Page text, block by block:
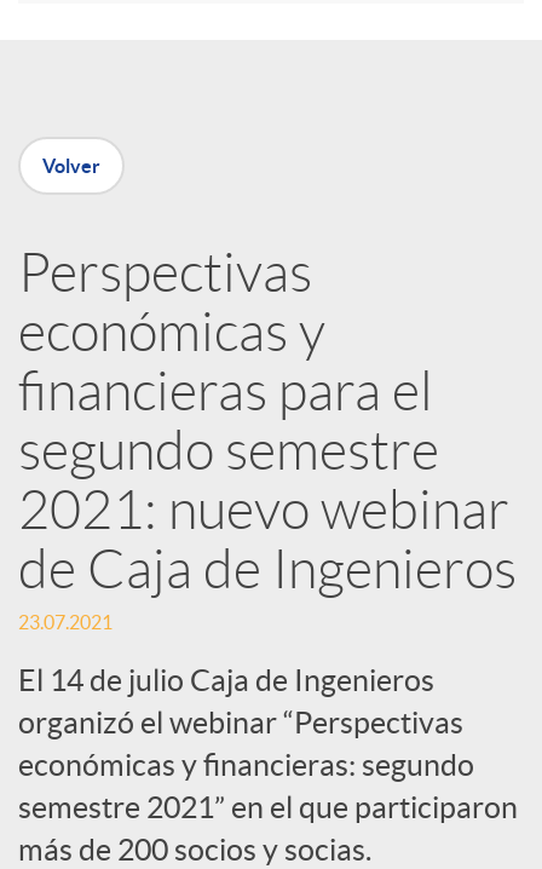
n
e
d
e
s
S
o
c
i
Volver
Perspectivas
económicas y
financieras para el
segundo semestre
2021: nuevo webinar
de Caja de Ingenieros
23.07.2021
El 14 de julio Caja de Ingenieros
organizó el webinar “Perspectivas
económicas y financieras: segundo
semestre 2021” en el que participaron
más de 200 socios y socias.